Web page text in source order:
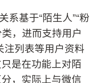
系基于“陌生人”“粉
，进而支持用户
列表等用户资料
是在功能上对陌
，实际上与微信